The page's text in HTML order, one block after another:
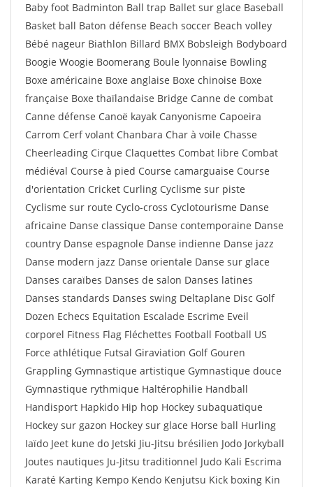
Baby foot Badminton Ball trap Ballet sur glace Baseball
Basket ball Baton défense Beach soccer Beach volley
Bébé nageur Biathlon Billard BMX Bobsleigh Bodyboard
Boogie Woogie Boomerang Boule lyonnaise Bowling
Boxe américaine Boxe anglaise Boxe chinoise Boxe
française Boxe thaïlandaise Bridge Canne de combat
Canne défense Canoë kayak Canyonisme Capoeira
Carrom Cerf volant Chanbara Char à voile Chasse
Cheerleading Cirque Claquettes Combat libre Combat
médiéval Course à pied Course camarguaise Course
d'orientation Cricket Curling Cyclisme sur piste
Cyclisme sur route Cyclo-cross Cyclotourisme Danse
africaine Danse classique Danse contemporaine Danse
country Danse espagnole Danse indienne Danse jazz
Danse modern jazz Danse orientale Danse sur glace
Danses caraïbes Danses de salon Danses latines
Danses standards Danses swing Deltaplane Disc Golf
Dozen Echecs Equitation Escalade Escrime Eveil
corporel Fitness Flag Fléchettes Football Football US
Force athlétique Futsal Giraviation Golf Gouren
Grappling Gymnastique artistique Gymnastique douce
Gymnastique rythmique Haltérophilie Handball
Handisport Hapkido Hip hop Hockey subaquatique
Hockey sur gazon Hockey sur glace Horse ball Hurling
Iaïdo Jeet kune do Jetski Jiu-Jitsu brésilien Jodo Jorkyball
Joutes nautiques Ju-Jitsu traditionnel Judo Kali Escrima
Karaté Karting Kempo Kendo Kenjutsu Kick boxing Kin